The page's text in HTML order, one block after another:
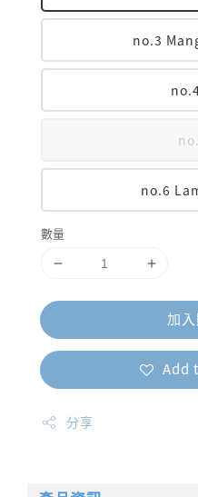
no.3
no.6
數量
加
Add
分享